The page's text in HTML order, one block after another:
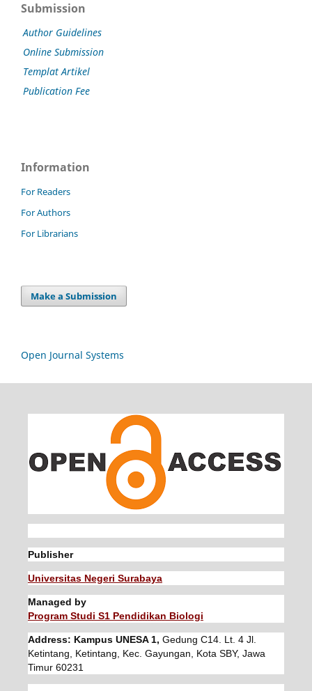
Submission
Author Guidelines
Online Submission
Templat Artikel
Publication Fee
Information
For Readers
For Authors
For Librarians
Make a Submission
Open Journal Systems
Publisher
Universitas Negeri Surabaya
Managed by
Program Studi S1 Pendidikan Biologi
Address: Kampus UNESA 1, Gedung C14. Lt. 4 Jl.
Ketintang, Ketintang, Kec. Gayungan, Kota SBY, Jawa
Timur 60231